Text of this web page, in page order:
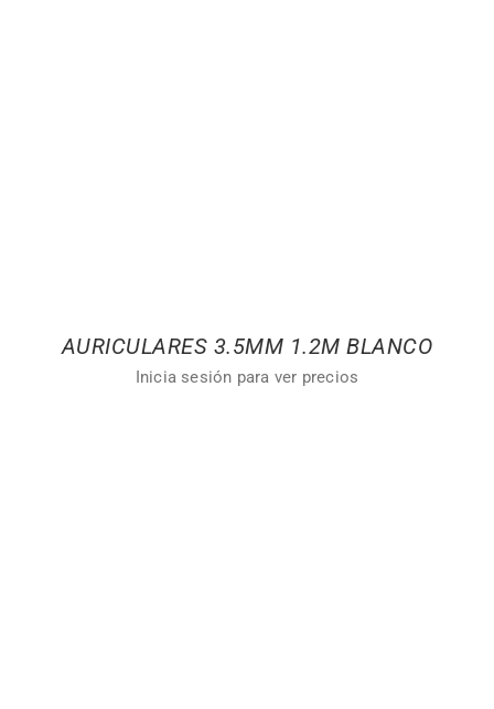
AURICULARES 3.5MM 1.2M BLANCO
Inicia sesión para ver precios